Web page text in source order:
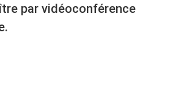
par vidéoconférence